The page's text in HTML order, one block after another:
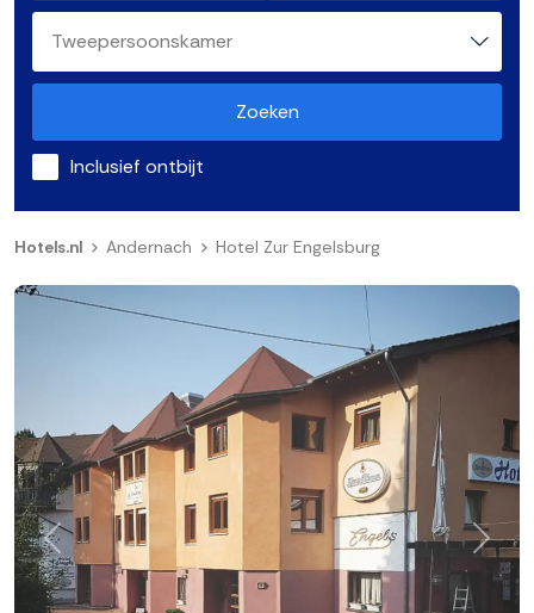
Zoeken
Inclusief ontbijt
Hotels.nl Andernach Hotel Zur Engelsburg